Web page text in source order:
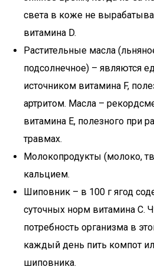
света в коже не
витамина D.
Растительные масла
подсолнечное) – являются
источником витамина F,
артритом. Масла –
витамина E, полезного при
травмах.
Молокопродукты (молоко,
кальцием.
Шиповник – в 100 г ягод
суточных норм витамина С.
потребность организма в
каждый день пить компот
шиповника.